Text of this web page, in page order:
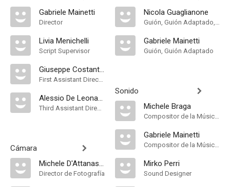
Gabriele Mainetti
Director
Livia Menichelli
Script Supervisor
Giuseppe Costantino
First Assistant Director
Alessio De Leonardis
Third Assistant Director
Cámara
Michele D'Attanasio
Director de Fotografía
Nicola Guaglianone
Guión, Guión Adaptado, Historia
Gabriele Mainetti
Guión, Guión Adaptado
Sonido
Michele Braga
Compositor de la Música Original
Gabriele Mainetti
Compositor de la Música Original
Mirko Perri
Sound Designer